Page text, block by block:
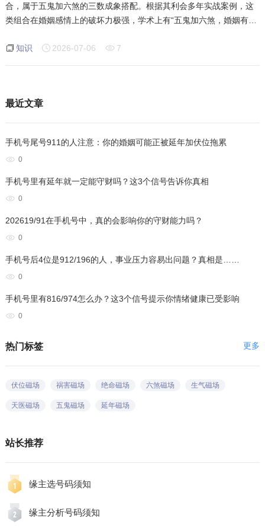
合，属于五鬼加六煞的三数成象搭配。根据其利会多年实战案例，这
类组合在婚姻感情上的破坏力极强，学术上有“五鬼加六煞，婚姻有变
感情维度的成像逻辑
知识 2026-07-06 7
最近文章
手机号尾号911的人注意：你的婚姻可能正被延年加伏位拖累
0
手机号里有延年就一定能守财吗？这3个信号告诉你真相
0
202619/91在手机号中，真的会影响你的守财能力吗？
0
手机号后4位是912/196的人，事业压力容易出问题？真相是……
0
手机号里有816/974怎么办？这3个信号提示你情绪健康已受影响
0
更多
热门标签
伏位磁场 祸害磁场 绝命磁场 六煞磁场 生气磁场
天医磁场 五鬼磁场 延年磁场
站长推荐
缘主选号码须知
缘主分析号码须知